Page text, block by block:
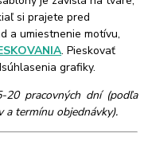
si prajete pred
a umiestnenie motívu,
. Pieskovať
grafiky.
20 pracovných dní (podľa
a termínu objednávky).